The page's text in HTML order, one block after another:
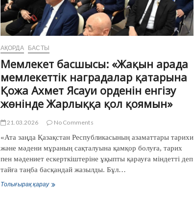
асыру
жөнінде
кеңес
өткізді
АҚОРДА БАСТЫ
Мемлекет басшысы: «Жақын арада
мемлекеттік наградалар қатарына
Қожа Ахмет Ясауи орденін енгізу
жөнінде Жарлыққа қол қоямын»
21.03.2026 No Comments
«Ата заңда Қазақстан Республикасының азаматтары тарихи
және мәдени мұраның сақталуына қамқор болуға, тарих
пен мәдениет ескерткіштеріне ұқыпты қарауға міндетті деп
тайға таңба басқандай жазылды. Бұл…
Толығырақ қарауМемлекет